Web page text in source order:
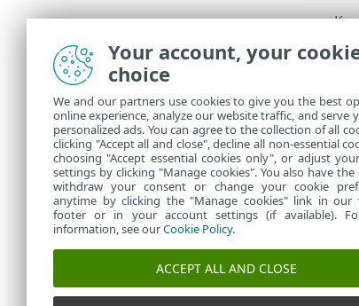
•
o
Your account, your
choice
We and our partners use cookies to give you the best
online experience, analyze our website traffic, and serve
personalized ads. You can agree to the collection of all
clicking "Accept all and close", decline all non-essential
choosing "Accept essential cookies only", or adjust
settings by clicking "Manage cookies". You also have
withdraw your consent or change your cookie
anytime by clicking the "Manage cookies" link in our
footer or in your account settings (if available).
information, see ourCookie Policy.
ACCEPT ALL AND CLOSE